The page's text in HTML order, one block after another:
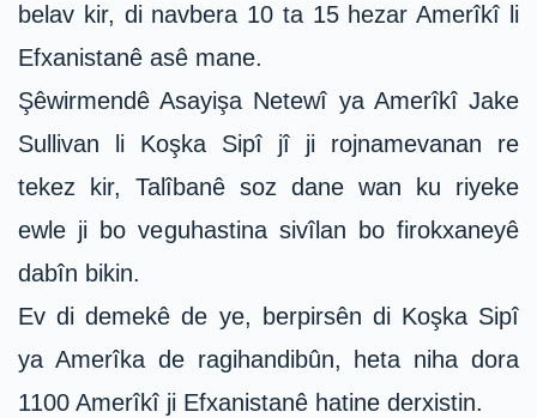
belav kir, di navbera 10 ta 15 hezar Amerîkî li
Efxanistanê asê mane.
Şêwirmendê Asayişa Netewî ya Amerîkî Jake
Sullivan li Koşka Sipî jî ji rojnamevanan re
tekez kir, Talîbanê soz dane wan ku riyeke
ewle ji bo veguhastina sivîlan bo firokxaneyê
dabîn bikin.
Ev di demekê de ye, berpirsên di Koşka Sipî
ya Amerîka de ragihandibûn, heta niha dora
1100 Amerîkî ji Efxanistanê hatine derxistin.